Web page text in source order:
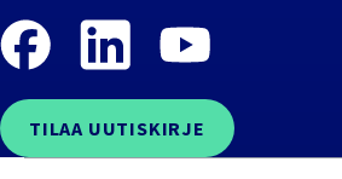
TILAA UUTISKIRJE